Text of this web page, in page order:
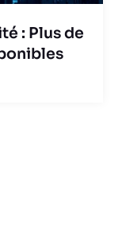
: Plus de